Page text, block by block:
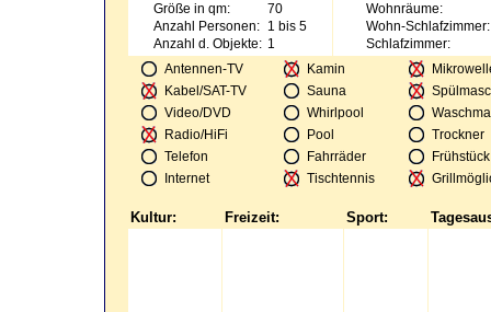
Größe in qm:
70
Anzahl Personen:
1 bis 5
Anzahl d. Objekte: 1
Wohnräume:
Wohn-Schlafzimmer:
Schlafzimmer:
Antennen-TV
Kamin
Kabel/SAT-TV
Sauna
Video/DVD
Whirlpool
Radio/HiFi
Pool
Trockner
Telefon
Fahrräder
Internet
Tischtennis
Kultur: Freizeit: Sport: